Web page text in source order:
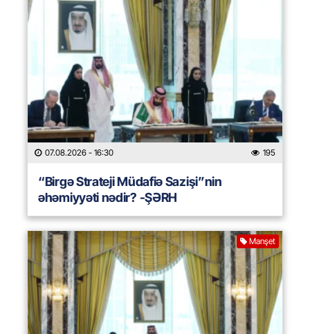
07.08.2026 - 16:30 195
“Birgə Strateji Müdafiə Sazişi”nin
əhəmiyyəti nədir? -ŞƏRH
Manşet